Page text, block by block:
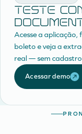
Teste
Acesse a
boleto e veja a
real — sem
Acessar demo